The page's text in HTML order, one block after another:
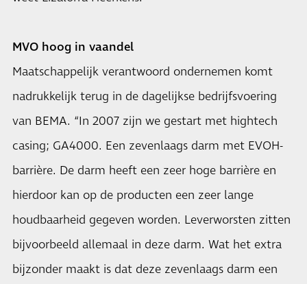
MVO hoog in vaandel
Maatschappelijk verantwoord ondernemen komt
nadrukkelijk terug in de dagelijkse bedrijfsvoering
van BEMA. “In 2007 zijn we gestart met hightech
casing; GA4000. Een zevenlaags darm met EVOH-
barrière. De darm heeft een zeer hoge barrière en
hierdoor kan op de producten een zeer lange
houdbaarheid gegeven worden. Leverworsten zitten
bijvoorbeeld allemaal in deze darm. Wat het extra
bijzonder maakt is dat deze zevenlaags darm een